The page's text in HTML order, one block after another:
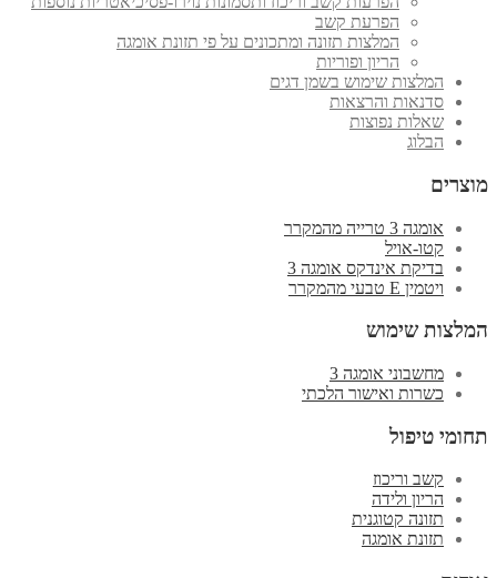
הפרעת קשב
המלצות תזונה ומתכונים על פי תזונת אומגה
הריון ופוריות
המלצות שימוש בשמן דגים
סדנאות והרצאות
שאלות נפוצות
הבלוג
מוצרים
אומגה 3 טרייה מהמקרר
קטו-אויל
בדיקת אינדקס אומגה 3
ויטמין E טבעי מהמקרר
המלצות שימוש
מחשבוני אומגה 3
כשרות ואישור הלכתי
תחומי טיפול
קשב וריכוז
הריון ולידה
תזונה קטוגנית
תזונת אומגה